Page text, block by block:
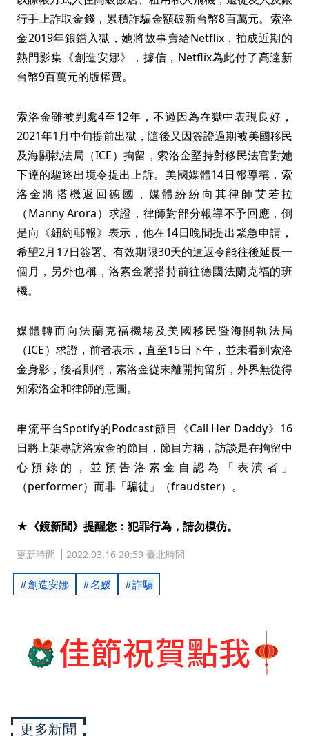
行手上詐取金錢，累積詐騙金額破新台幣8百萬元。索洛
金2019年鋃鐺入獄，她將故事賣給Netflix，拍成近期的
熱門影集《創造安娜》，據信，Netflix為此付了高達新
台幣9百萬元的版權費。
索洛金雖被判處4至12年，不過因為在獄中表現良好，
2021年1月中旬提前出獄，隨後又因簽證過期被美國移民
及海關執法局（ICE）拘留，索洛金堅持對移民法官對她
下達的驅逐出境令提出上訴。美國媒體14日報導稱，索
洛金將搭機返回德國，媒體紛紛向其律師艾若拉
（Manny Arora）求證，律師對部分報導不予回應，倒
是向《紐約郵報》表示，他在14日晚間提出緊急申請，
希望2月17日簽署、有效期限30天的遣返令能往後延長一
個月，另外也稱，洛索金將搭持前往德國法蘭克福的班
機。
媒體轉而向法蘭克福機場及美國移民暨海關執法局
（ICE）求證，前者表示，直至15日下午，並未看到索洛
金身影，後者則稱，索洛金從未離開拘留所，外界無從得
知索洛金和律師的意圖。
串流平台Spotify的Podcast節目《Call Her Daddy》16
日將上架專訪洛索金的節目，節目方稱，訪談是在拘留中
心預錄的，並預告洛索金自認為「表演者」
（performer）而非「騙徒」（fraudster）。
★《鏡新聞》提醒您：犯罪行為，請勿模仿。
更新時間 2022.03.16 20:59 臺北時間
創造安娜 名媛 詐騙
更多新聞